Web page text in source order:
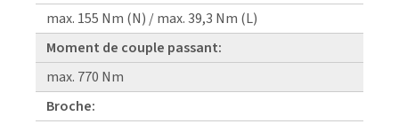
max. 155 Nm (N) / max. 39,3 Nm (L)
Moment de couple passant:
max. 770 Nm
Broche: